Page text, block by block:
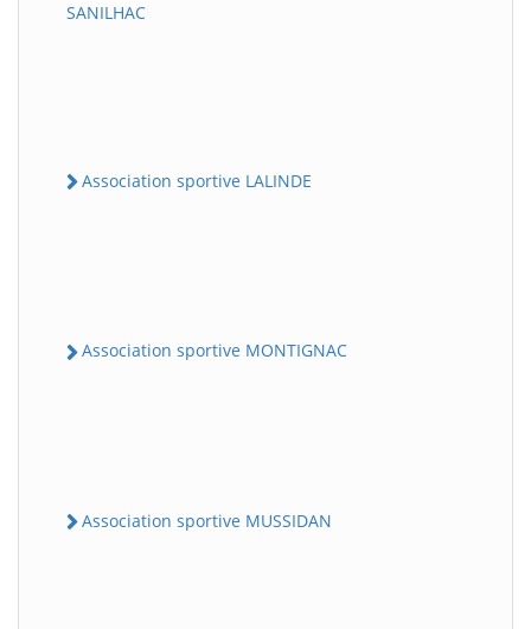
SANILHAC
Association sportive LALINDE
Association sportive MONTIGNAC
Association sportive MUSSIDAN